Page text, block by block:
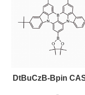
DtBuCzB-Bpin CAS号：